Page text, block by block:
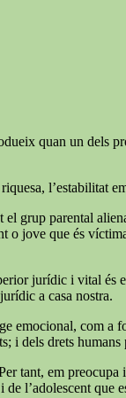
quan un
grup parental
o jove que és
jurídic i vital és
a casa nostra.
emocional, com
dels drets
tant, em
l’adolescent